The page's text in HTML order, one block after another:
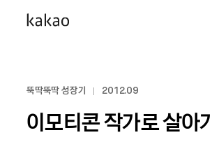
뚝딱뚝딱 성장기 2012.09
이모티콘 작가로 살아